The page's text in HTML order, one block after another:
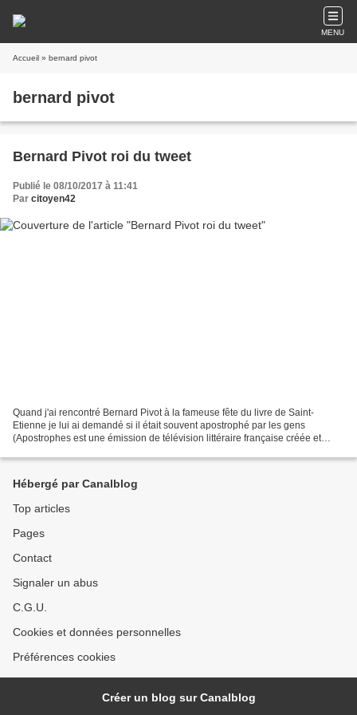
MENU
Accueil » bernard pivot
bernard pivot
Bernard Pivot roi du tweet
Publié le 08/10/2017 à 11:41
Par citoyen42
Quand j'ai rencontré Bernard Pivot à la fameuse fête du livre de Saint-
Etienne je lui ai demandé si il était souvent apostrophé par les gens
(Apostrophes est une émission de télévision littéraire française créée et
Hébergé par Canalblog
Top articles
Pages
Contact
Signaler un abus
C.G.U.
Cookies et données personnelles
Préférences cookies
Créer un blog sur Canalblog